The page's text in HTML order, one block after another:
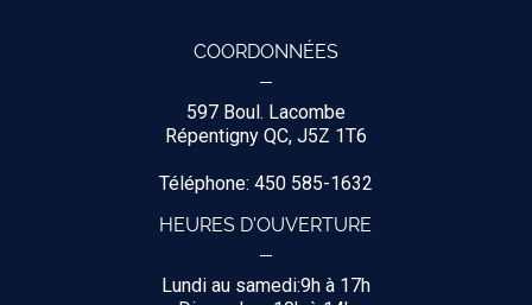
COORDONNÉES
597 Boul. Lacombe
Répentigny QC, J5Z 1T6
Téléphone: 450 585-1632
HEURES D'OUVERTURE
Lundi au samedi:9h à 17h